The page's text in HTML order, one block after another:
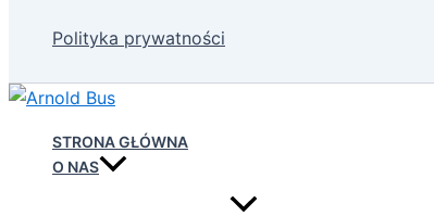
Polityka prywatności
STRONA GŁÓWNA
O NAS